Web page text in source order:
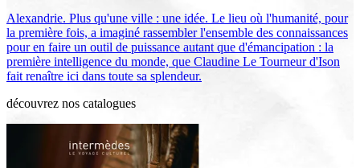
Alexandrie. Plus qu'une ville : une idée. Le lieu où l'humanité, pour
la première fois, a imaginé rassembler l'ensemble des connaissances
pour en faire un outil de puissance autant que d'émancipation : la
première intelligence du monde, que Claudine Le Tourneur d'Ison
fait renaître ici dans toute sa splendeur.
découvrez nos catalogues